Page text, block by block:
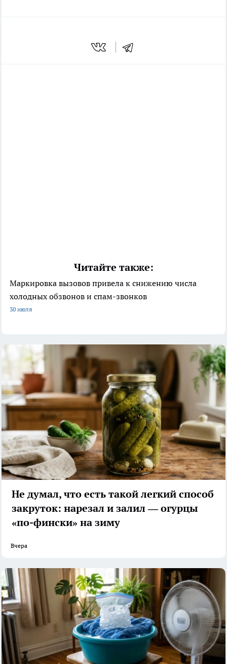
Читайте также:
Маркировка вызовов привела к снижению числа
холодных обзвонов и спам-звонков
30 июля
Не думал, что есть такой легкий способ
закруток: нарезал и залил — огурцы
«по-фински» на зиму
Вчера